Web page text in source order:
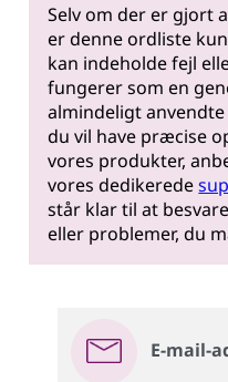
Selv om der er gjort
er denne ordliste
kan indeholde fejl
fungerer som en
almindeligt
du vil have præcise
vores produkter,
vores dedikerede
står klar til at
eller problemer, du
E-mail-